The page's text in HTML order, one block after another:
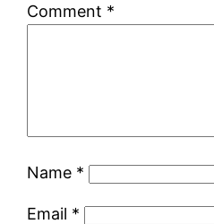
Comment *
Name *
Email *